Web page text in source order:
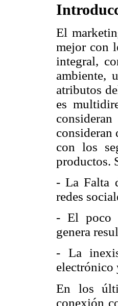
El
mejor con
integral,
ambiente,
atributos
es
consideran
con los
productos.
- La Falta
redes
- El poco
genera
- La
electrónico
En los
conexión